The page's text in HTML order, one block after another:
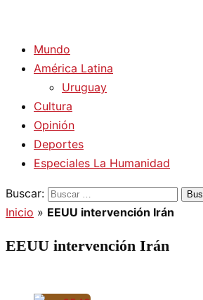
Mundo
América Latina
Uruguay
Cultura
Opinión
Deportes
Especiales La Humanidad
Buscar:
Inicio » EEUU intervención Irán
EEUU intervención Irán